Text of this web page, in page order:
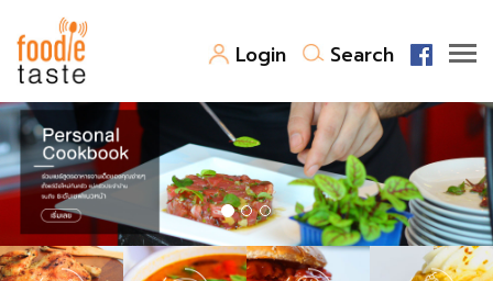
Login Search
สูตรอาหาร
สูตรอาหารล่าสุด
Top Foodie
พาไปชิม
สารพันก้นครัว